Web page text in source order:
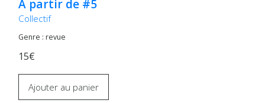
A partir de #5
Collectif
Genre : revue
15€
Ajouter au panier